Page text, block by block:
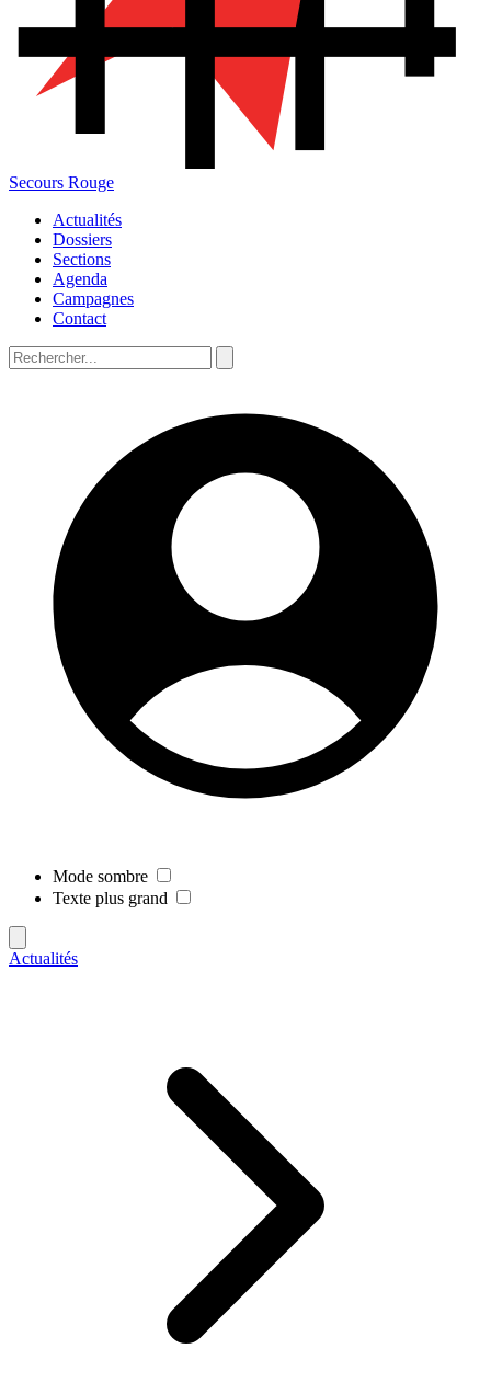
Secours Rouge
Actualités
Dossiers
Sections
Agenda
Campagnes
Contact
Mode sombre
Texte plus grand
Actualités